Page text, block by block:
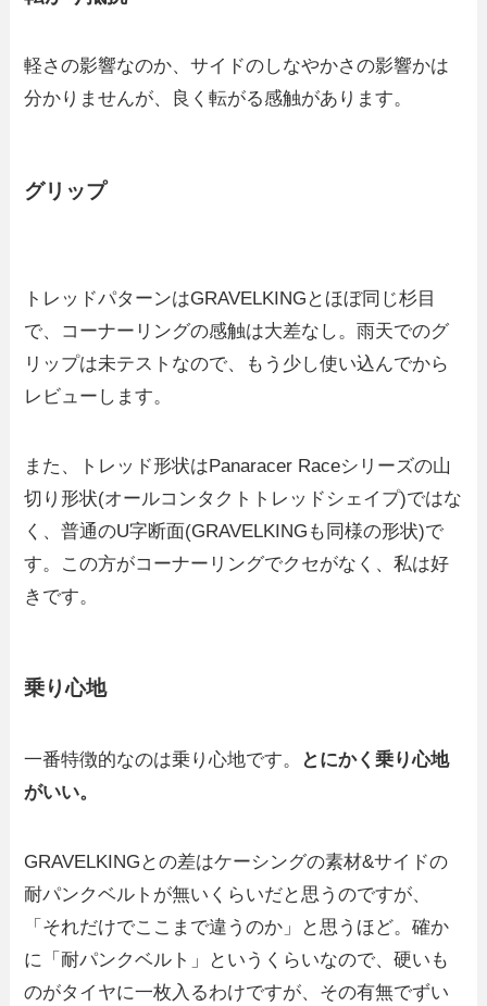
軽さの影響なのか、サイドのしなやかさの影響かは
分かりませんが、良く転がる感触があります。
グリップ
トレッドパターンはGRAVELKINGとほぼ同じ杉目
で、コーナーリングの感触は大差なし。雨天でのグ
リップは未テストなので、もう少し使い込んでから
レビューします。
また、トレッド形状はPanaracer Raceシリーズの山
切り形状(オールコンタクトトレッドシェイプ)ではな
く、普通のU字断面(GRAVELKINGも同様の形状)で
す。この方がコーナーリングでクセがなく、私は好
きです。
乗り心地
一番特徴的なのは乗り心地です。
とにかく乗り心地
がいい。
GRAVELKINGとの差はケーシングの素材&サイドの
耐パンクベルトが無いくらいだと思うのですが、
「それだけでここまで違うのか」と思うほど。確か
に「耐パンクベルト」というくらいなので、硬いも
のがタイヤに一枚入るわけですが、その有無でずい